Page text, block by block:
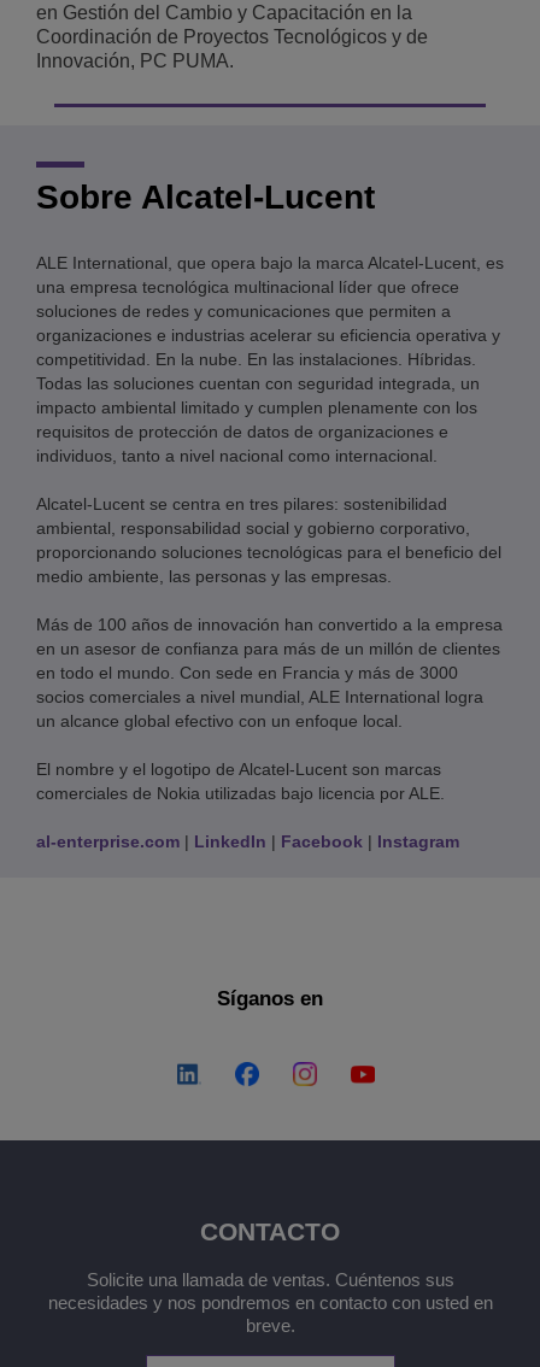
en Gestión del Cambio y Capacitación en la
Coordinación de Proyectos Tecnológicos y de
Innovación, PC PUMA.
Sobre Alcatel-Lucent
ALE International, que opera bajo la marca Alcatel-Lucent, es
una empresa tecnológica multinacional líder que ofrece
soluciones de redes y comunicaciones que permiten a
organizaciones e industrias acelerar su eficiencia operativa y
competitividad. En la nube. En las instalaciones. Híbridas.
Todas las soluciones cuentan con seguridad integrada, un
impacto ambiental limitado y cumplen plenamente con los
requisitos de protección de datos de organizaciones e
individuos, tanto a nivel nacional como internacional.
Alcatel-Lucent se centra en tres pilares: sostenibilidad
ambiental, responsabilidad social y gobierno corporativo,
proporcionando soluciones tecnológicas para el beneficio del
medio ambiente, las personas y las empresas.
Más de 100 años de innovación han convertido a la empresa
en un asesor de confianza para más de un millón de clientes
en todo el mundo. Con sede en Francia y más de 3000
socios comerciales a nivel mundial, ALE International logra
un alcance global efectivo con un enfoque local.
El nombre y el logotipo de Alcatel-Lucent son marcas
comerciales de Nokia utilizadas bajo licencia por ALE.
al-enterprise.com | LinkedIn | Facebook | Instagram
Síganos en
CONTACTO
Solicite una llamada de ventas. Cuéntenos sus
necesidades y nos pondremos en contacto con usted en
breve.